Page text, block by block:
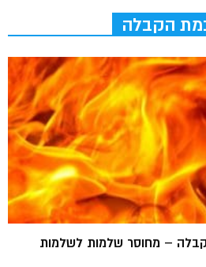
הקבלה
– מחוסר שלמות לשלמות